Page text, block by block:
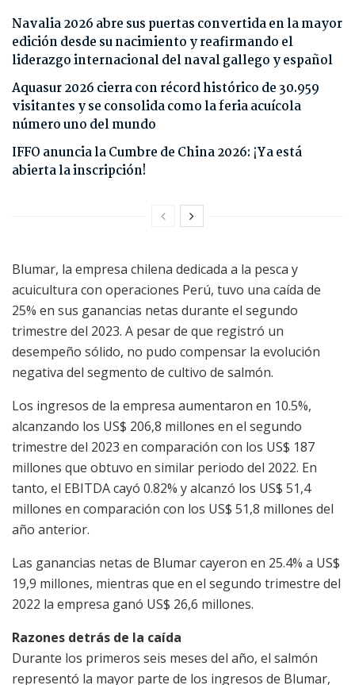
Navalia 2026 abre sus puertas convertida en la mayor
edición desde su nacimiento y reafirmando el
liderazgo internacional del naval gallego y español
Aquasur 2026 cierra con récord histórico de 30.959
visitantes y se consolida como la feria acuícola
número uno del mundo
IFFO anuncia la Cumbre de China 2026: ¡Ya está
abierta la inscripción!
Blumar, la empresa chilena dedicada a la pesca y
acuicultura con operaciones Perú, tuvo una caída de
25% en sus ganancias netas durante el segundo
trimestre del 2023. A pesar de que registró un
desempeño sólido, no pudo compensar la evolución
negativa del segmento de cultivo de salmón.
Los ingresos de la empresa aumentaron en 10.5%,
alcanzando los US$ 206,8 millones en el segundo
trimestre del 2023 en comparación con los US$ 187
millones que obtuvo en similar periodo del 2022. En
tanto, el EBITDA cayó 0.82% y alcanzó los US$ 51,4
millones en comparación con los US$ 51,8 millones del
año anterior.
Las ganancias netas de Blumar cayeron en 25.4% a US$
19,9 millones, mientras que en el segundo trimestre del
2022 la empresa ganó US$ 26,6 millones.
Razones detrás de la caída
Durante los primeros seis meses del año, el salmón
representó la mayor parte de los ingresos de Blumar,